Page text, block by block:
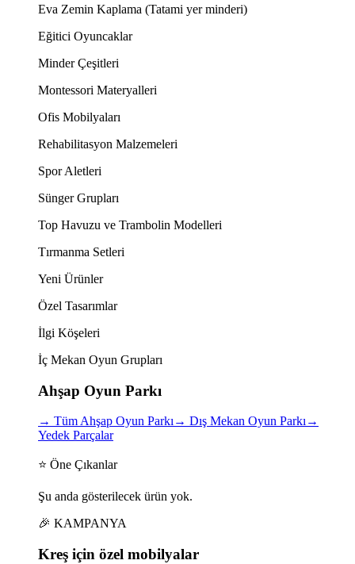
Eva Zemin Kaplama (Tatami yer minderi)
Eğitici Oyuncaklar
Minder Çeşitleri
Montessori Materyalleri
Ofis Mobilyaları
Rehabilitasyon Malzemeleri
Spor Aletleri
Sünger Grupları
Top Havuzu ve Trambolin Modelleri
Tırmanma Setleri
Yeni Ürünler
Özel Tasarımlar
İlgi Köşeleri
İç Mekan Oyun Grupları
Ahşap Oyun Parkı
→ Tüm Ahşap Oyun Parkı→ Dış Mekan Oyun Parkı→
Yedek Parçalar
⭐ Öne Çıkanlar
Şu anda gösterilecek ürün yok.
🎉 KAMPANYA
Kreş için özel mobilyalar